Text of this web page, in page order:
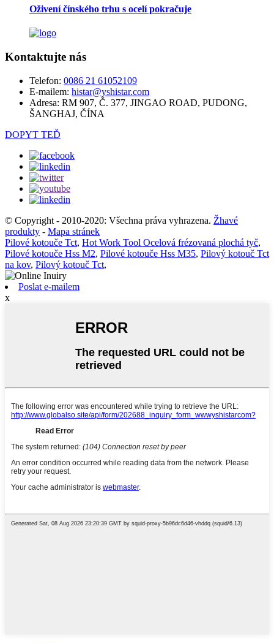
Oživení čínského trhu s ocelí pokračuje
Kontaktujte nás
Telefon: 0086 21 61052109
E-mailem: histar@yshistar.com
Adresa: RM 907, Č. 377, JINGAO ROAD, PUDONG,
ŠANGHAJ, ČÍNA
DOPYT TEĎ
© Copyright - 2010-2020: Všechna práva vyhrazena. Žhavé
produkty - Mapa stránek
Pilové kotouče Tct, Hot Work Tool Ocelová frézovaná plochá tyč,
Pilové kotouče Hss M2, Pilové kotouče Hss M35, Pilový kotouč Tct
na kov, Pilový kotouč Tct,
Poslat e-mailem
x